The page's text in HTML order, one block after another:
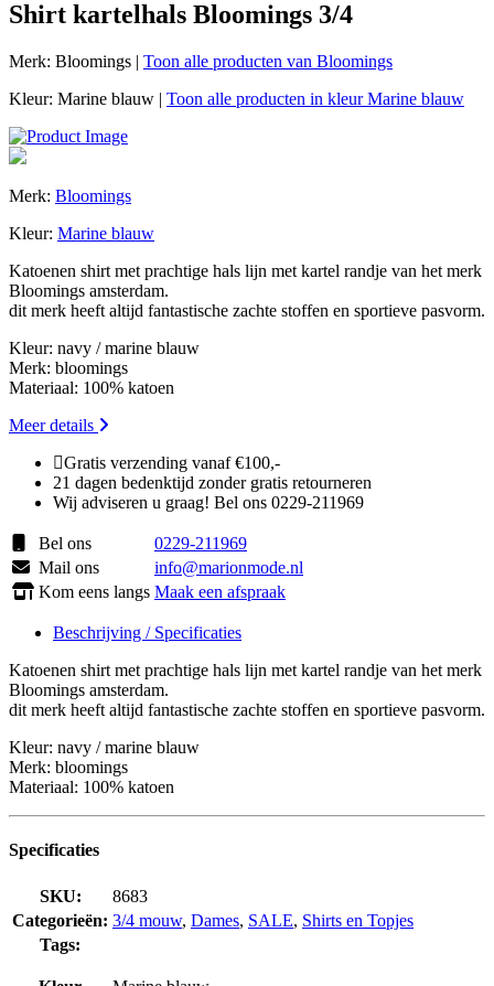
Shirt kartelhals Bloomings 3/4
Merk: Bloomings | Toon alle producten van Bloomings
Kleur: Marine blauw | Toon alle producten in kleur Marine blauw
Merk: Bloomings
Kleur: Marine blauw
Katoenen shirt met prachtige hals lijn met kartel randje van het merk
Bloomings amsterdam.
dit merk heeft altijd fantastische zachte stoffen en sportieve pasvorm.
Kleur: navy / marine blauw
Merk: bloomings
Materiaal: 100% katoen
Meer details
Gratis verzending vanaf €100,-
21 dagen bedenktijd zonder gratis retourneren
Wij adviseren u graag! Bel ons 0229-211969
Bel ons
0229-211969
Mail ons
info@marionmode.nl
Kom eens langs Maak een afspraak
Beschrijving / Specificaties
Katoenen shirt met prachtige hals lijn met kartel randje van het merk
Bloomings amsterdam.
dit merk heeft altijd fantastische zachte stoffen en sportieve pasvorm.
Kleur: navy / marine blauw
Merk: bloomings
Materiaal: 100% katoen
Specificaties
SKU:
8683
Categorieën: 3/4 mouw, Dames, SALE, Shirts en Topjes
Tags: